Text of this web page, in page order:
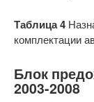
Таблица 4
комплектации
Блок
2003-2008